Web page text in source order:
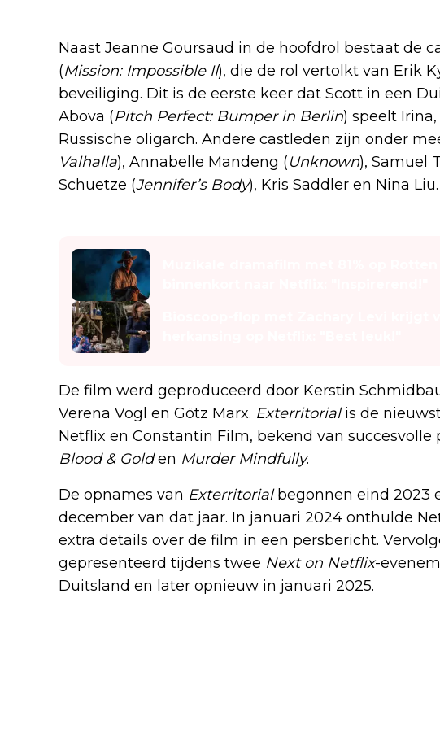
Naast Jeanne Goursaud in de hoofdrol bestaat de
(Mission: Impossible II), die de rol vertolkt van Erik
beveiliging. Dit is de eerste keer dat Scott in een
Abova (Pitch Perfect: Bumper in Berlin) speelt
Russische oligarch. Andere castleden zijn onder
Valhalla), Annabelle Mandeng (Unknown), Samuel
Schuetze (Jennifer’s Body), Kris Saddler en Nina Liu.
De film werd geproduceerd door Kerstin
Verena Vogl en Götz Marx. Exterritorialis de
Netflix en Constantin Film, bekend van succesvolle
Blood & Golden Murder Mindfully.
De opnames van Exterritorialbegonnen eind 2023
december van dat jaar. In januari 2024 onthulde
extra details over de film in een persbericht.
gepresenteerd tijdens twee Next on Netflix-
Duitsland en later opnieuw in januari 2025.